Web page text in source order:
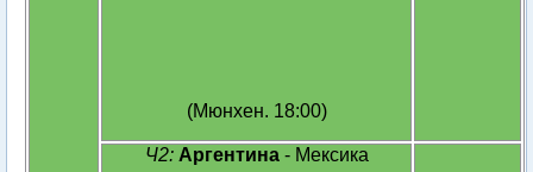
(Мюнхен. 18:00)
Ч2: Аргентина- Мексика